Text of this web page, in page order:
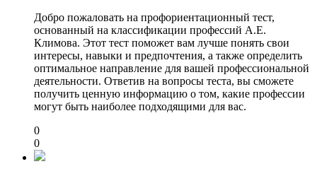
Добро пожаловать на профориентационный тест,
основанный на классификации профессий А.Е.
Климова. Этот тест поможет вам лучше понять свои
интересы, навыки и предпочтения, а также определить
оптимальное направление для вашей профессиональной
деятельности. Ответив на вопросы теста, вы сможете
получить ценную информацию о том, какие профессии
могут быть наиболее подходящими для вас.
0
0